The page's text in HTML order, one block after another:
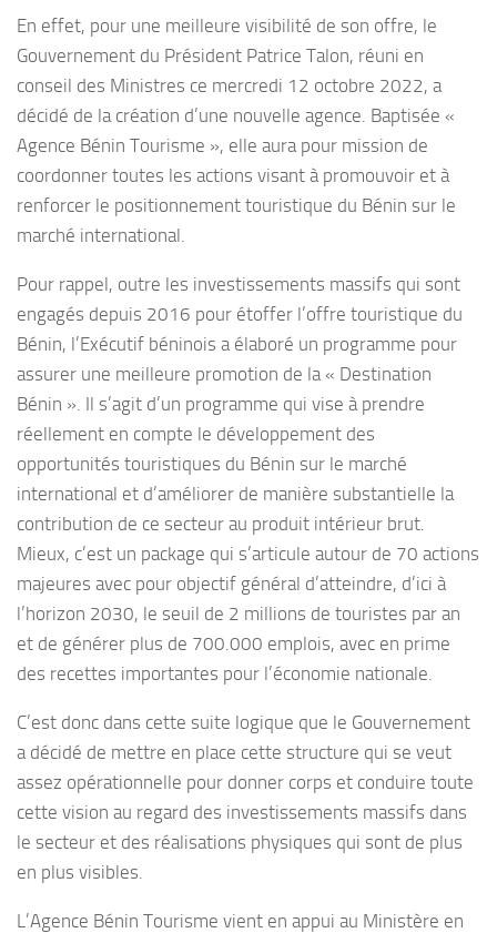
En effet, pour une meilleure visibilité de son offre, le
Gouvernement du Président Patrice Talon, réuni en
conseil des Ministres ce mercredi 12 octobre 2022, a
décidé de la création d’une nouvelle agence. Baptisée «
Agence Bénin Tourisme », elle aura pour mission de
coordonner toutes les actions visant à promouvoir et à
renforcer le positionnement touristique du Bénin sur le
marché international.
Pour rappel, outre les investissements massifs qui sont
engagés depuis 2016 pour étoffer l’offre touristique du
Bénin, l’Exécutif béninois a élaboré un programme pour
assurer une meilleure promotion de la « Destination
Bénin ». Il s’agit d’un programme qui vise à prendre
réellement en compte le développement des
opportunités touristiques du Bénin sur le marché
international et d’améliorer de manière substantielle la
contribution de ce secteur au produit intérieur brut.
Mieux, c’est un package qui s’articule autour de 70 actions
majeures avec pour objectif général d’atteindre, d’ici à
l’horizon 2030, le seuil de 2 millions de touristes par an
et de générer plus de 700.000 emplois, avec en prime
des recettes importantes pour l’économie nationale.
C’est donc dans cette suite logique que le Gouvernement
a décidé de mettre en place cette structure qui se veut
assez opérationnelle pour donner corps et conduire toute
cette vision au regard des investissements massifs dans
le secteur et des réalisations physiques qui sont de plus
en plus visibles.
L’Agence Bénin Tourisme vient en appui au Ministère en